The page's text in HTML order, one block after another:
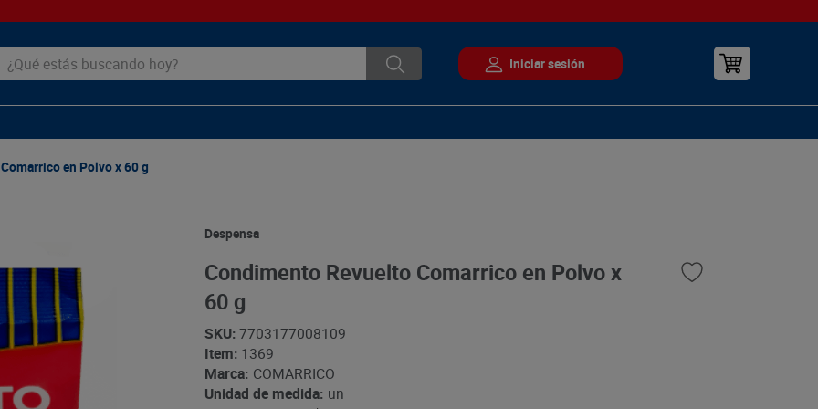
estás buscando hoy?
en Polvo x 60 g
Despensa
Condimento Revuelto Comarrico en Polvo x
60 g
SKU: 7703177008109
Item: 1369
Marca: COMARRICO
Unidad de medida: un